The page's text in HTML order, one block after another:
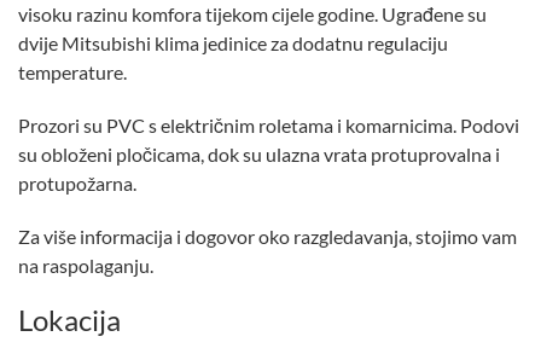
visoku razinu komfora tijekom cijele godine. Ugrađene su
dvije Mitsubishi klima jedinice za dodatnu regulaciju
temperature.
Prozori su PVC s električnim roletama i komarnicima. Podovi
su obloženi pločicama, dok su ulazna vrata protuprovalna i
protupožarna.
Za više informacija i dogovor oko razgledavanja, stojimo vam
na raspolaganju.
Lokacija